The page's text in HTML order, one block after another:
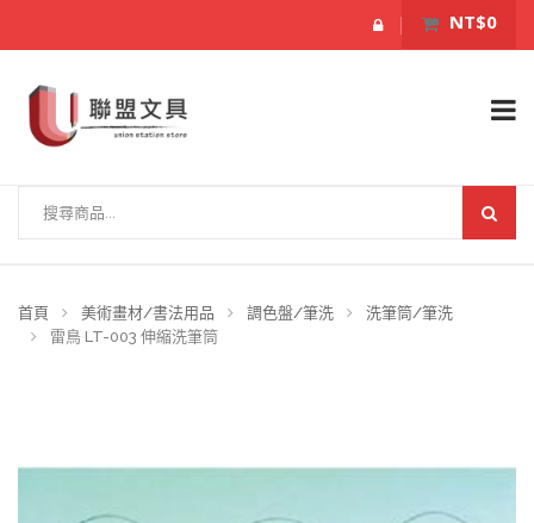
NT$0
首頁 美術畫材/書法用品 調色盤/筆洗
洗筆筒/筆洗
雷鳥 LT-003 伸縮洗筆筒